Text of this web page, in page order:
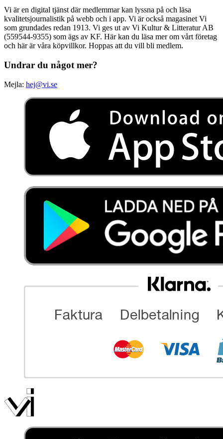
Vi är en digital tjänst där medlemmar kan lyssna på och läsa
kvalitetsjournalistik på webb och i app. Vi är också magasinet Vi
som grundades redan 1913. Vi ges ut av Vi Kultur & Litteratur AB
(559544-9355) som ägs av KF. Här kan du läsa mer om vårt företag
och här är våra köpvillkor. Hoppas att du vill bli medlem.
Undrar du något mer?
Mejla: hej@vi.se